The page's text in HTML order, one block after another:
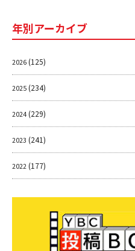
年別アーカイブ
2026(125)
2025(234)
2024(229)
2023 (241)
2022(177)